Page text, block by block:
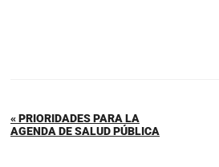
« PRIORIDADES PARA LA
AGENDA DE SALUD PÚBLICA